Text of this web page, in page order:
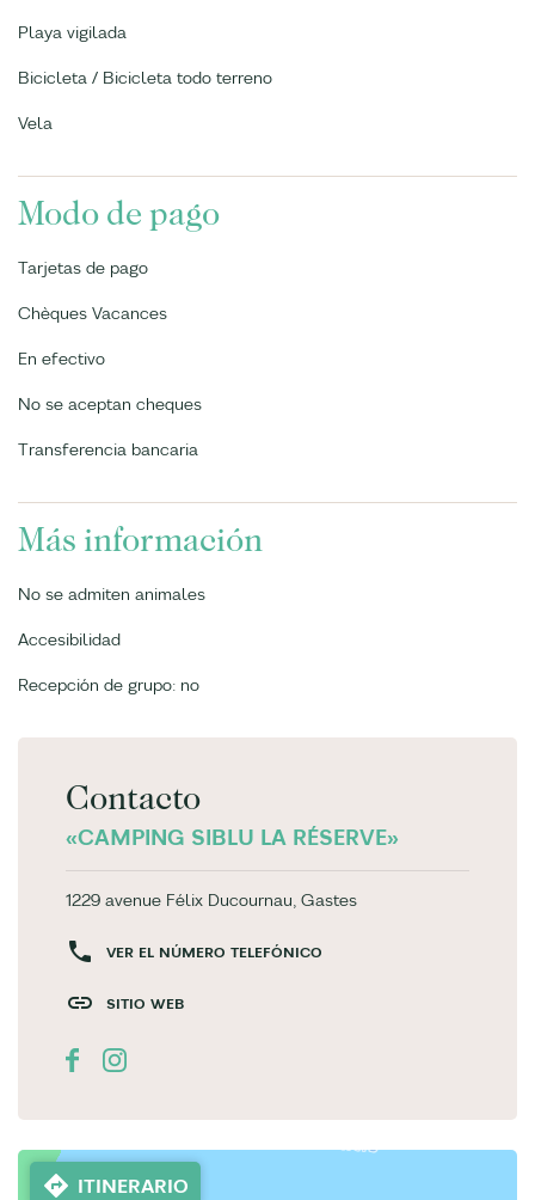
Playa vigilada
Bicicleta / Bicicleta todo terreno
Vela
Modo de pago
Tarjetas de pago
Chèques Vacances
En efectivo
No se aceptan cheques
Transferencia bancaria
Más información
No se admiten animales
Accesibilidad
Recepción de grupo: no
Contacto
«CAMPING SIBLU LA RÉSERVE»
1229 avenue Félix Ducournau, Gastes
VER EL NÚMERO TELEFÓNICO
SITIO WEB
ITINERARIO